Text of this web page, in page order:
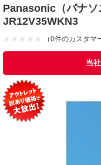
Panasonic（パナソ
JR12V35WKN3
（0件のカスタマ
当